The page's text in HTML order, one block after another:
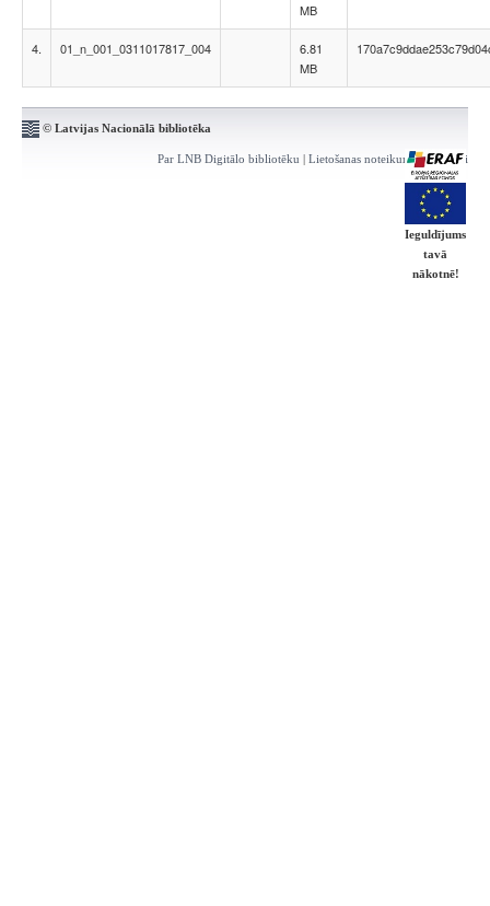
MB
4. 01_n_001_0311017817_004
6.81
MB
© Latvijas Nacionālā bibliotēka
Par LNB Digitālo bibliotēku | Lietošanas noteikumi | Kontakti
Ieguldījums
tavā
nākotnē!